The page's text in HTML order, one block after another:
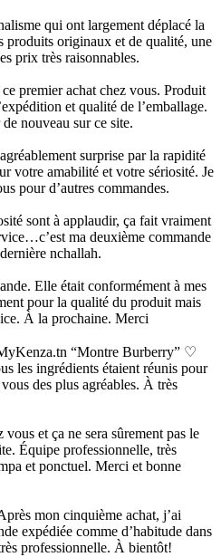
qui ont largement déplacé la
produits originaux et de qualité, une
prix très raisonnables.
premier achat chez vous. Produit
et qualité de l’emballage.
nouveau sur ce site.
surprise par la rapidité
votre amabilité et votre sériosité. Je
pour d’autres commandes.
sont à applaudir, ça fait vraiment
ma deuxième commande
nchallah.
Elle était conformément à mes
pour la qualité du produit mais
À la prochaine. Merci
“Montre Burberry” ♡
les ingrédients étaient réunis pour
des plus agréables. À très
et ça ne sera sûrement pas le
Équipe professionnelle, très
et ponctuel. Merci et bonne
mon cinquième achat, j’ai
expédiée comme d’habitude dans
professionnelle. À bientôt!